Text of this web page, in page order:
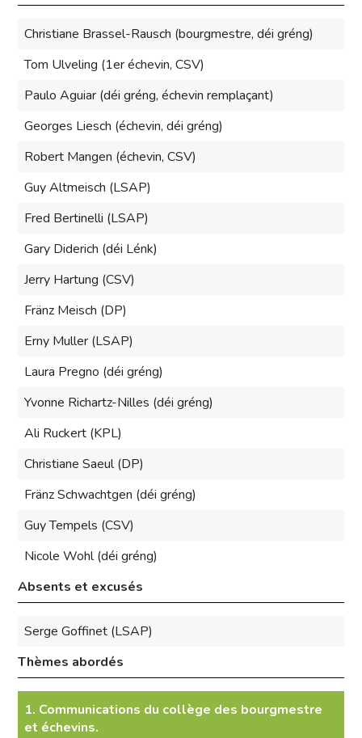
Christiane Brassel-Rausch (bourgmestre, déi gréng)
Tom Ulveling (1er échevin, CSV)
Paulo Aguiar (déi gréng, échevin remplaçant)
Georges Liesch (échevin, déi gréng)
Robert Mangen (échevin, CSV)
Guy Altmeisch (LSAP)
Fred Bertinelli (LSAP)
Gary Diderich (déi Lénk)
Jerry Hartung (CSV)
Fränz Meisch (DP)
Erny Muller (LSAP)
Laura Pregno (déi gréng)
Yvonne Richartz-Nilles (déi gréng)
Ali Ruckert (KPL)
Christiane Saeul (DP)
Fränz Schwachtgen (déi gréng)
Guy Tempels (CSV)
Nicole Wohl (déi gréng)
Absents et excusés
Serge Goffinet (LSAP)
Thèmes abordés
1. Communications du collège des bourgmestre
et échevins.